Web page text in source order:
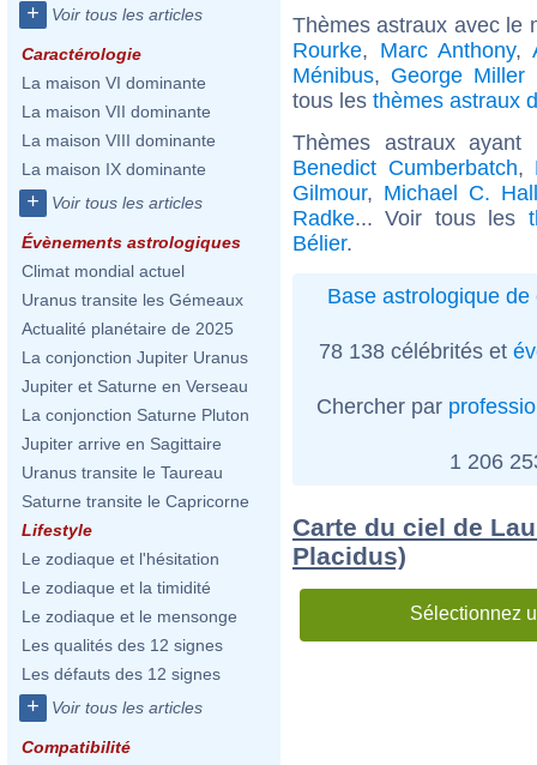
+ Voir tous les articles
Caractérologie
La maison VI dominante
La maison VII dominante
La maison VIII dominante
La maison IX dominante
+ Voir tous les articles
Évènements astrologiques
Climat mondial actuel
Uranus transite les Gémeaux
Actualité planétaire de 2025
La conjonction Jupiter Uranus
Jupiter et Saturne en Verseau
La conjonction Saturne Pluton
Jupiter arrive en Sagittaire
Uranus transite le Taureau
Saturne transite le Capricorne
Lifestyle
Le zodiaque et l'hésitation
Le zodiaque et la timidité
Le zodiaque et le mensonge
Les qualités des 12 signes
Les défauts des 12 signes
+ Voir tous les articles
Compatibilité
Thèmes astraux avec le
Rourke, Marc Anthony,
Ménibus, George Miller
tous les thèmes astraux
Thèmes astraux
Benedict Cumberbatch,
Gilmour, Michael C.
Radke... Voir tous les
Bélier.
Base astrologique de
78 138 célébrités et
Chercher par
1 206
Carte du ciel de
Placidus)
Sélectionnez